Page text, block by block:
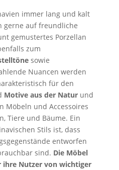
immer lang und kalt
gerne auf freundliche
gemustertes Porzellan
zum
sowie
Nuancen werden
für den
Motive aus der Natur und
Möbeln und Accessoires
Tiere und Bäume. Ein
Stils ist, dass
entworfen
sind. Die Möbel
ihre Nutzer von wichtiger